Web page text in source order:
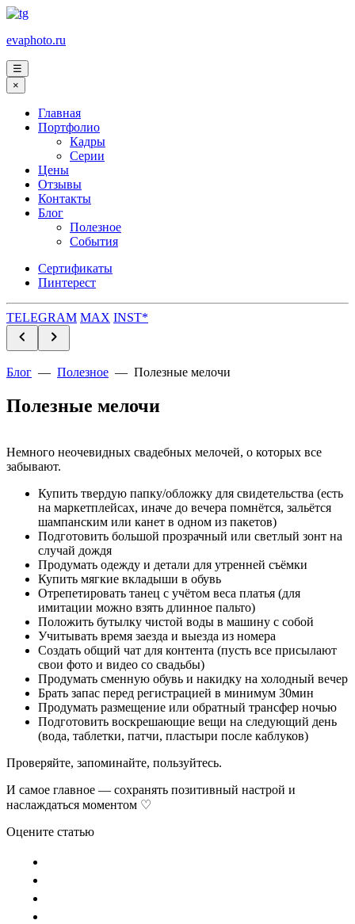
evaphoto.ru
☰
×
Главная
Портфолио
Кадры
Серии
Цены
Отзывы
Контакты
Блог
Полезное
События
Сертификаты
Пинтерест
TELEGRAM MAX INST*
Блог — Полезное — Полезные мелочи
Полезные мелочи
Немного неочевидных свадебных мелочей, о которых все
забывают.
Купить твердую папку/обложку для свидетельства (есть
на маркетплейсах, иначе до вечера помнётся, зальётся
шампанским или канет в одном из пакетов)
Подготовить большой прозрачный или светлый зонт на
случай дождя
Продумать одежду и детали для утренней съёмки
Купить мягкие вкладыши в обувь
Отрепетировать танец с учётом веса платья (для
имитации можно взять длинное пальто)
Положить бутылку чистой воды в машину с собой
Учитывать время заезда и выезда из номера
Создать общий чат для контента (пусть все присылают
свои фото и видео со свадьбы)
Продумать сменную обувь и накидку на холодный вечер
Брать запас перед регистрацией в минимум 30мин
Продумать размещение или обратный трансфер ночью
Подготовить воскрешающие вещи на следующий день
(вода, таблетки, патчи, пластыри после каблуков)
Проверяйте, запоминайте, пользуйтесь.
И самое главное — сохранять позитивный настрой и
наслаждаться моментом ♡
Оцените статью